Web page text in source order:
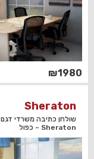
₪1980
Sheraton
שולחן כתיבה משרדי דגם
Sheraton – כפול